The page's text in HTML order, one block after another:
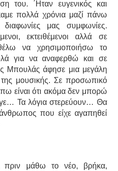
του. ΄Ηταν ευγενικός και
πολλά χρόνια μαζί πάνω
μας συμφωνίες.
εκτειθέμενοι αλλά σε
να χρησιμοποιήσω το
για να αναφερθώ και σε
Μπουλάς άφησε μια μεγάλη
μουσικής. Σε προσωπικό
είναι ότι ακόμα δεν μπορώ
Τα λόγια στερεύουν… Θα
που είχε αγαπηθεί
μάθω το νέο, βρήκα,